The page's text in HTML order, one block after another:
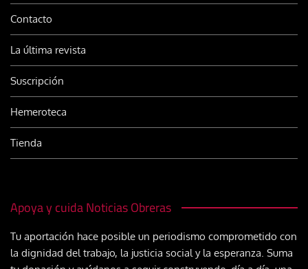
Contacto
La última revista
Suscripción
Hemeroteca
Tienda
Apoya y cuida Noticias Obreras
Tu aportación hace posible un periodismo comprometido con
la dignidad del trabajo, la justicia social y la esperanza. Suma